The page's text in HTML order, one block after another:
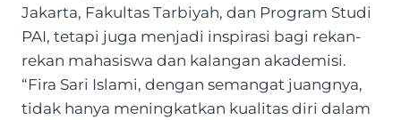
Jakarta, Fakultas Tarbiyah, dan Program Studi
PAI, tetapi juga menjadi inspirasi bagi rekan-
rekan mahasiswa dan kalangan akademisi.
“Fira Sari Islami, dengan semangat juangnya,
tidak hanya meningkatkan kualitas diri dalam